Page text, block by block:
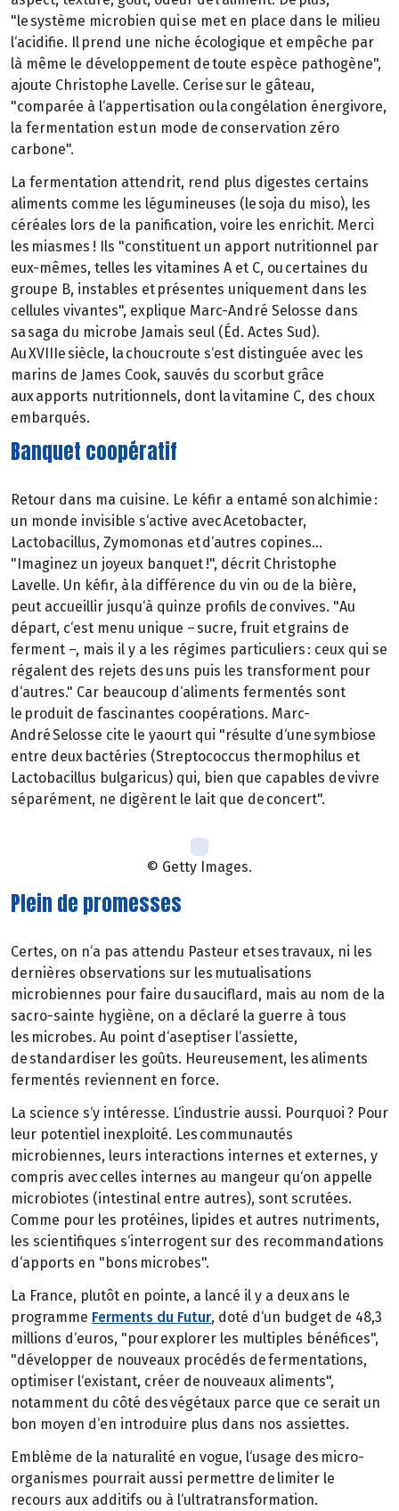
"le système microbien qui se met en place dans le milieu
l‘acidifie. Il prend une niche écologique et empêche par
là même le développement de toute espèce pathogène",
ajoute Christophe Lavelle. Cerise sur le gâteau,
"comparée à l‘appertisation ou la congélation énergivore,
la fermentation est un mode de conservation zéro
carbone".
La fermentation attendrit, rend plus digestes certains
aliments comme les légumineuses (le soja du miso), les
céréales lors de la panification, voire les enrichit. Merci
les miasmes ! Ils "constituent un apport nutritionnel par
eux-mêmes, telles les vitamines A et C, ou certaines du
groupe B, instables et présentes uniquement dans les
cellules vivantes", explique Marc-André Selosse dans
sa saga du microbe Jamais seul (Éd. Actes Sud).
Au XVIIIe siècle, la choucroute s‘est distinguée avec les
marins de James Cook, sauvés du scorbut grâce
aux apports nutritionnels, dont la vitamine C, des choux
embarqués.
Banquet coopératif
Retour dans ma cuisine. Le kéfir a entamé son alchimie :
un monde invisible s‘active avec Acetobacter,
Lactobacillus, Zymomonas et d‘autres copines...
"Imaginez un joyeux banquet !", décrit Christophe
Lavelle. Un kéfir, à la différence du vin ou de la bière,
peut accueillir jusqu‘à quinze profils de convives. "Au
départ, c‘est menu unique – sucre, fruit et grains de
ferment –, mais il y a les régimes particuliers : ceux qui se
régalent des rejets des uns puis les transforment pour
d‘autres." Car beaucoup d‘aliments fermentés sont
le produit de fascinantes coopérations. Marc-
André Selosse cite le yaourt qui "résulte d‘une symbiose
entre deux bactéries (Streptococcus thermophilus et
Lactobacillus bulgaricus) qui, bien que capables de vivre
séparément, ne digèrent le lait que de concert".
© Getty Images.
Plein de promesses
Certes, on n‘a pas attendu Pasteur et ses travaux, ni les
dernières observations sur les mutualisations
microbiennes pour faire du sauciflard, mais au nom de la
sacro-sainte hygiène, on a déclaré la guerre à tous
les microbes. Au point d‘aseptiser l‘assiette,
de standardiser les goûts. Heureusement, les aliments
fermentés reviennent en force.
La science s‘y intéresse. L‘industrie aussi. Pourquoi ? Pour
leur potentiel inexploité. Les communautés
microbiennes, leurs interactions internes et externes, y
compris avec celles internes au mangeur qu‘on appelle
microbiotes (intestinal entre autres), sont scrutées.
Comme pour les protéines, lipides et autres nutriments,
les scientifiques s‘interrogent sur des recommandations
d‘apports en "bons microbes".
La France, plutôt en pointe, a lancé il y a deux ans le
programme Ferments du Futur, doté d‘un budget de 48,3
millions d‘euros, "pour explorer les multiples bénéfices",
"développer de nouveaux procédés de fermentations,
optimiser l‘existant, créer de nouveaux aliments",
notamment du côté des végétaux parce que ce serait un
bon moyen d‘en introduire plus dans nos assiettes.
Emblème de la naturalité en vogue, l‘usage des micro-
organismes pourrait aussi permettre de limiter le
recours aux additifs ou à l‘ultratransformation.